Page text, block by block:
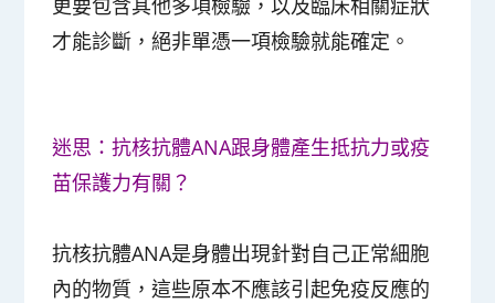
更要包含其他多項檢驗，以及臨床相關症狀
才能診斷，絕非單憑一項檢驗就能確定。
迷思：抗核抗體ANA跟身體產生抵抗力或疫
苗保護力有關？
抗核抗體ANA是身體出現針對自己正常細胞
內的物質，這些原本不應該引起免疫反應的